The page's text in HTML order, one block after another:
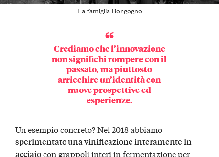
La famiglia Borgogno
Crediamo che l’innovazione
non significhi rompere con il
passato, ma piuttosto
arricchire un’identitàcon
nuoveprospettiveed
esperienze.
Un esempio concreto? Nel 2018 abbiamo
sperimentato una vinificazione interamente in
acciaiocon grappoli interi in fermentazione per